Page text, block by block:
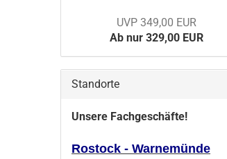
UVP 349,00 EUR
Ab nur 329,00 EUR
Standorte
Unsere Fachgeschäfte!
Rostock - Warnemünde